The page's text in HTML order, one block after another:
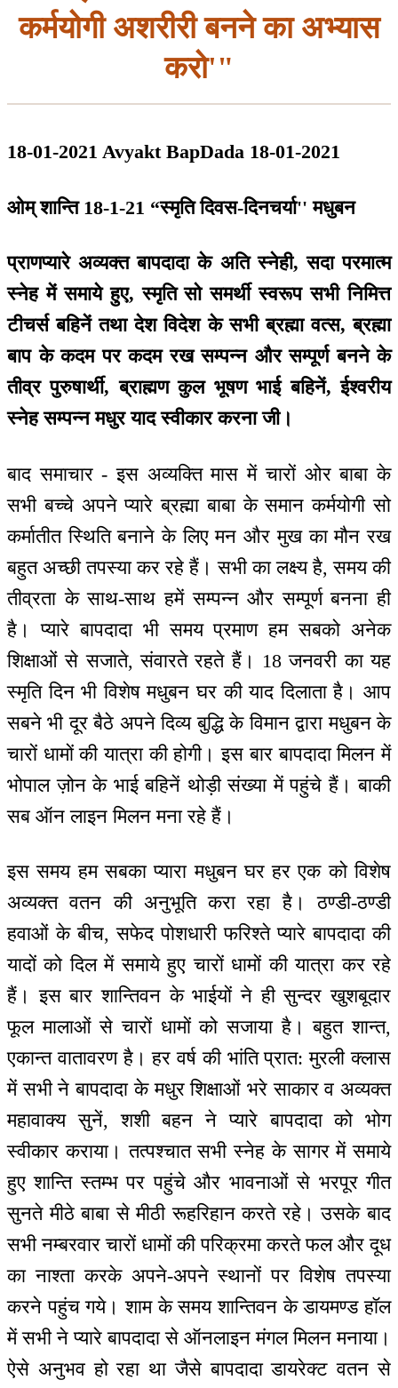
कर्मयोगी अशरीरी बनने का अभ्यास
करो'"
18-01-2021 Avyakt BapDada 18-01-2021
ओम् शान्ति 18-1-21 “स्मृति दिवस-दिनचर्या'' मधुबन
प्राणप्यारे अव्यक्त बापदादा के अति स्नेही, सदा परमात्म
स्नेह में समाये हुए, स्मृति सो समर्थी स्वरूप सभी निमित्त
टीचर्स बहिनें तथा देश विदेश के सभी ब्रह्मा वत्स, ब्रह्मा
बाप के कदम पर कदम रख सम्पन्न और सम्पूर्ण बनने के
तीव्र पुरुषार्थी, ब्राह्मण कुल भूषण भाई बहिनें, ईश्वरीय
स्नेह सम्पन्न मधुर याद स्वीकार करना जी।
बाद समाचार - इस अव्यक्ति मास में चारों ओर बाबा के
सभी बच्चे अपने प्यारे ब्रह्मा बाबा के समान कर्मयोगी सो
कर्मातीत स्थिति बनाने के लिए मन और मुख का मौन रख
बहुत अच्छी तपस्या कर रहे हैं। सभी का लक्ष्य है, समय की
तीव्रता के साथ-साथ हमें सम्पन्न और सम्पूर्ण बनना ही
है। प्यारे बापदादा भी समय प्रमाण हम सबको अनेक
शिक्षाओं से सजाते, संवारते रहते हैं। 18 जनवरी का यह
स्मृति दिन भी विशेष मधुबन घर की याद दिलाता है। आप
सबने भी दूर बैठे अपने दिव्य बुद्धि के विमान द्वारा मधुबन के
चारों धामों की यात्रा की होगी। इस बार बापदादा मिलन में
भोपाल ज़ोन के भाई बहिनें थोड़ी संख्या में पहुंचे हैं। बाकी
सब ऑन लाइन मिलन मना रहे हैं।
इस समय हम सबका प्यारा मधुबन घर हर एक को विशेष
अव्यक्त वतन की अनुभूति करा रहा है। ठण्डी-ठण्डी
हवाओं के बीच, सफेद पोशधारी फरिश्ते प्यारे बापदादा की
यादों को दिल में समाये हुए चारों धामों की यात्रा कर रहे
हैं। इस बार शान्तिवन के भाईयों ने ही सुन्दर खुशबूदार
फूल मालाओं से चारों धामों को सजाया है। बहुत शान्त,
एकान्त वातावरण है। हर वर्ष की भांति प्रात: मुरली क्लास
में सभी ने बापदादा के मधुर शिक्षाओं भरे साकार व अव्यक्त
महावाक्य सुनें, शशी बहन ने प्यारे बापदादा को भोग
स्वीकार कराया। तत्पश्चात सभी स्नेह के सागर में समाये
हुए शान्ति स्तम्भ पर पहुंचे और भावनाओं से भरपूर गीत
सुनते मीठे बाबा से मीठी रूहरिहान करते रहे। उसके बाद
सभी नम्बरवार चारों धामों की परिक्रमा करते फल और दूध
का नाश्ता करके अपने-अपने स्थानों पर विशेष तपस्या
करने पहुंच गये। शाम के समय शान्तिवन के डायमण्ड हॉल
में सभी ने प्यारे बापदादा से ऑनलाइन मंगल मिलन मनाया।
ऐसे अनुभव हो रहा था जैसे बापदादा डायरेक्ट वतन से